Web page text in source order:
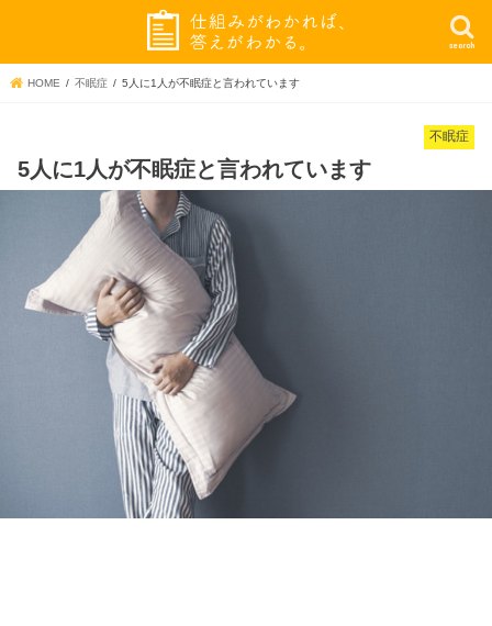
search
HOME 不眠症 5人に1人が不眠症と言われています
不眠症
5人に1人が不眠症と言われています